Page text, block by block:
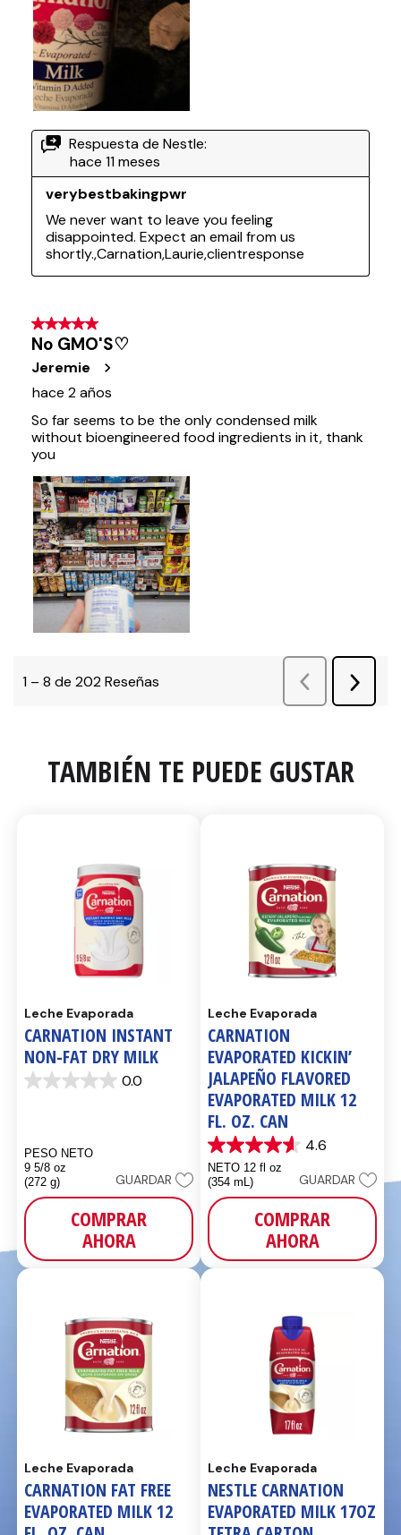
TAMBIÉN TE PUEDE GUSTAR
Leche Evaporada
CARNATION INSTANT
NON-FAT DRY MILK
0.0
0.0
PESO NETO
9 5/8 oz
(272 g)
GUARDAR
COMPRAR
AHORA
Leche Evaporada
CARNATION
EVAPORATED KICKIN’
JALAPEÑO FLAVORED
EVAPORATED MILK 12
FL. OZ. CAN
4.6
4.6
de
5
estrellas.
410
NETO 12 fl oz
(354 mL)
GUARDAR
COMPRAR
AHORA
Leche Evaporada
CARNATION FAT FREE
EVAPORATED MILK 12
Leche Evaporada
NESTLE CARNATION
EVAPORATED MILK 17OZ